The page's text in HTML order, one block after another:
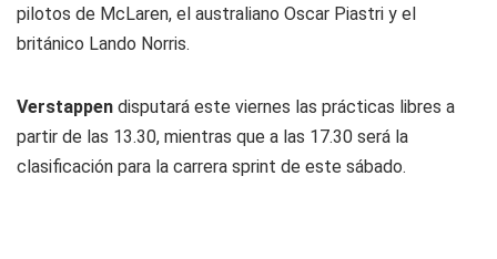
pilotos de McLaren, el australiano Oscar Piastri y el
británico Lando Norris.
Verstappen disputará este viernes las prácticas libres a
partir de las 13.30, mientras que a las 17.30 será la
clasificación para la carrera sprint de este sábado.